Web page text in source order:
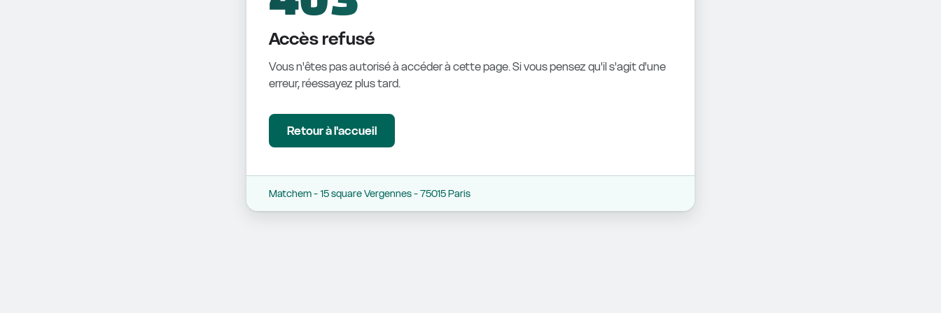
Accès refusé
Vous n'êtes pas autorisé à accéder à cette page. Si vous pensez qu'il s'agit d'une
erreur, réessayez plus tard.
Retour à l'accueil
Matchem - 15 square Vergennes - 75015 Paris